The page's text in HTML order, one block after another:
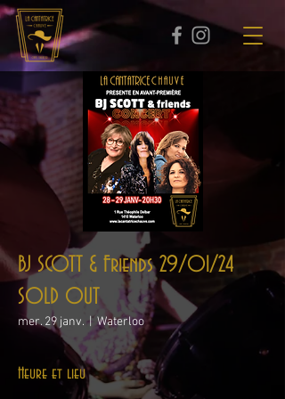
BJ SCOTT & Friends 29/01/24
SOLD OUT
mer. 29 janv.
  |
Waterloo
Heure et lieu